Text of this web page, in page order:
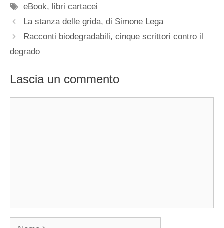
Tag
eBook, libri cartacei
La stanza delle grida, di Simone Lega
Racconti biodegradabili, cinque scrittori contro il
degrado
Lascia un commento
Nome